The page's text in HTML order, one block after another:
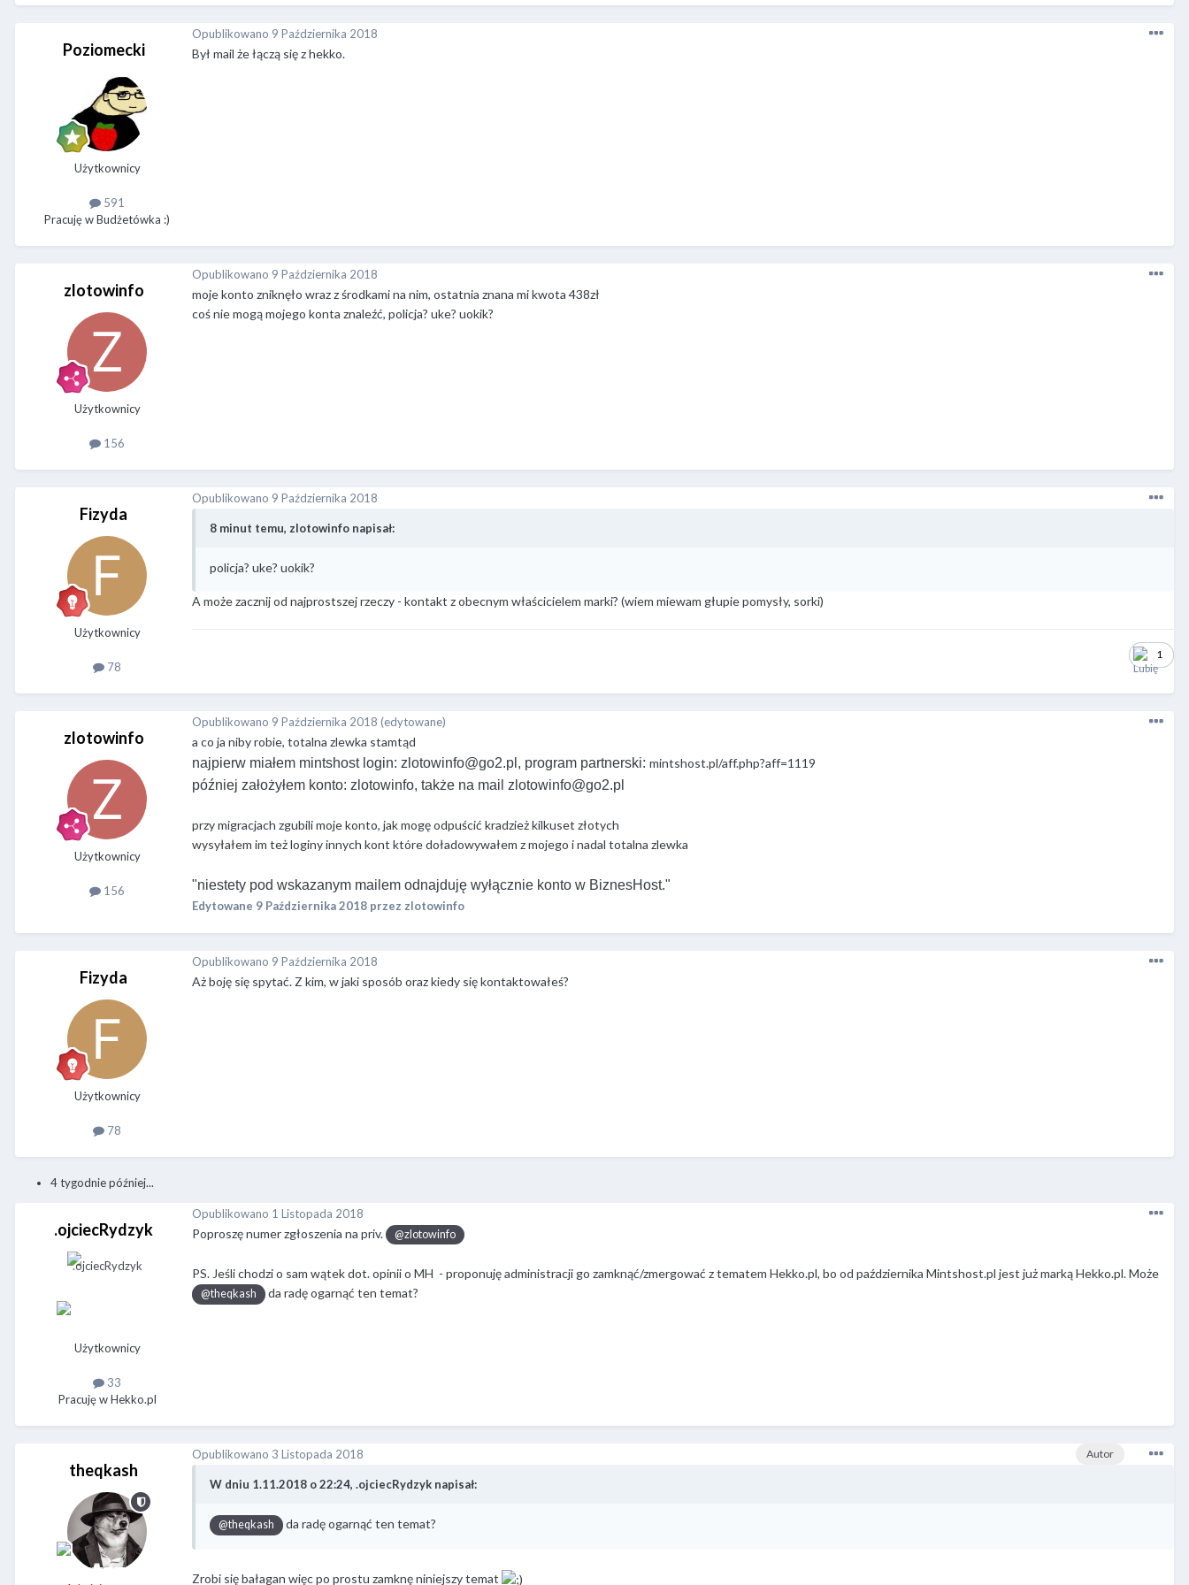
Poziomecki
Użytkownicy
591
Pracuję w Budżetówka :)
Opublikowano 9 Października 2018
Był mail że łączą się z hekko.
zlotowinfo
Użytkownicy
156
Opublikowano 9 Października 2018
moje konto zniknęło wraz z środkami na nim, ostatnia znana mi kwota 438zł
coś nie mogą mojego konta znaleźć, policja? uke? uokik?
Fizyda
Użytkownicy
78
Opublikowano 9 Października 2018
8 minut temu, zlotowinfo napisał:
policja? uke? uokik?
A może zacznij od najprostszej rzeczy - kontakt z obecnym właścicielem marki? (wiem miewam głupie pomysły, sorki)
1
zlotowinfo
Użytkownicy
156
Opublikowano 9 Października 2018 (edytowane)
a co ja niby robie, totalna zlewka stamtąd
najpierw miałem mintshost login: zlotowinfo@go2.pl , program partnerski: mintshost.pl/aff.php?aff=1119
później założyłem konto: zlotowinfo, także na mail zlotowinfo@go2.pl
przy migracjach zgubili moje konto, jak mogę odpuścić kradzież kilkuset złotych
wysyłałem im też loginy innych kont które doładowywałem z mojego i nadal totalna zlewka
"niestety pod wskazanym mailem odnajduję wyłącznie konto w BiznesHost."
Edytowane 9 Października 2018 przez zlotowinfo
Fizyda
Użytkownicy
78
Opublikowano 9 Października 2018
Aż boję się spytać. Z kim, w jaki sposób oraz kiedy się kontaktowałeś?
4 tygodnie później...
.ojciecRydzyk
Użytkownicy
33
Pracuję w Hekko.pl
Opublikowano 1 Listopada 2018
Poproszę numer zgłoszenia na priv. @zlotowinfo
PS. Jeśli chodzi o sam wątek dot. opinii o MH - proponuję administracji go zamknąć/zmergować z tematem Hekko.pl, bo od października Mintshost.pl jest już marką Hekko.pl. Może
@theqkash da radę ogarnąć ten temat?
theqkash
Autor
Opublikowano 3 Listopada 2018
W dniu 1.11.2018 o 22:24, .ojciecRydzyk napisał:
@theqkash da radę ogarnąć ten temat?
Zrobi się bałagan więc po prostu zamknę niniejszy temat